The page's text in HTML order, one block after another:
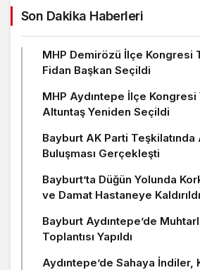
Son Dakika Haberleri
MHP Demirözü İlçe Kongresi
Fidan Başkan Seçildi
MHP Aydıntepe İlçe Kongresi
Altuntaş Yeniden Seçildi
Bayburt AK Parti Teşkilatında
Buluşması Gerçekleşti
Bayburt’ta Düğün Yolunda
ve Damat Hastaneye Kaldırıldı
Bayburt Aydıntepe’de
Toplantısı Yapıldı
Aydıntepe’de Sahaya İndiler,